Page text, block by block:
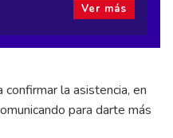
Ver más
la asistencia, en
para darte más